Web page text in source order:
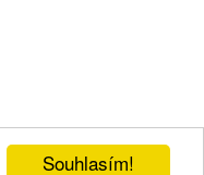
Souhlasím!